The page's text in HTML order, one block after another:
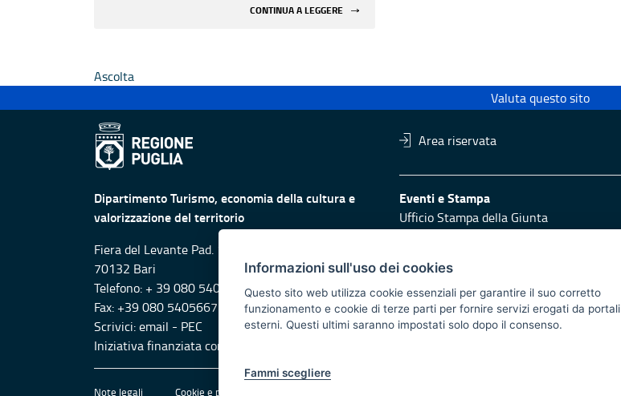
CONTINUA A LEGGERE
Ascolta
Valuta questo sito
Area riservata
Dipartimento Turismo, economia della cultura e
valorizzazione del territorio
Fiera del Levante Pad. 107, Lungomare Starita -
70132 Bari
Telefono: + 39 080 5405615
Fax: +39 080 5405667
Scrivici:email - PEC
Eventi e Stampa
Ufficio Stampa della Giunta
Press Regione
Responsabili di pubblicazione
Iniziativa finanziata con risorse del POR Puglia 2014/2020 - Asse XI
Note legali Cookie e privacy
Informazioni sull'uso dei cookies
Questo sito web utilizza cookie essenziali per garantire il suo corretto
funzionamento e cookie di terze parti per fornire servizi erogati da portali
esterni. Questi ultimi saranno impostati solo dopo il consenso.
Fammi scegliere